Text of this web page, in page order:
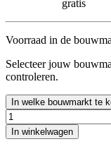
gratis
Voorraad in de
Selecteer jouw
controleren.
In welke bouwmarkt te
In winkelwagen